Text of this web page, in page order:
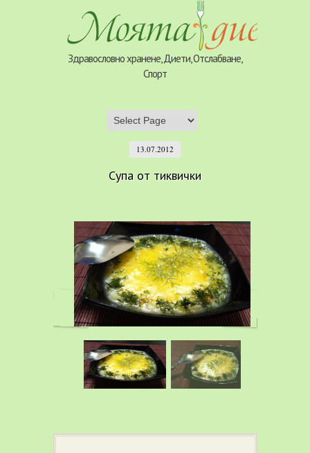
Здравословно хранене, Диети, Отслабване,
Спорт
13.07.2012
Супа от тиквички